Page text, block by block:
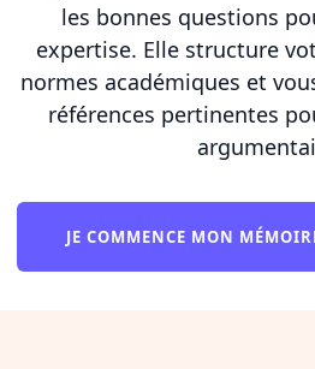
les bonnes questions
expertise. Elle structure
normes académiques et
références pertinentes
JE COMMENCE MON